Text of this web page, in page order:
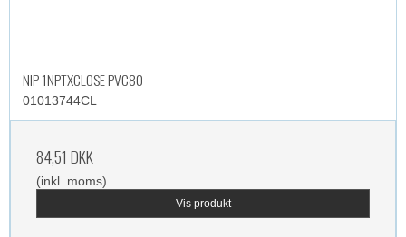
NIP 1NPTXCLOSE PVC80
01013744CL
84,51 DKK
(inkl. moms)
Vis produkt